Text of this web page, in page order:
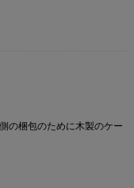
の梱包のために木製のケー